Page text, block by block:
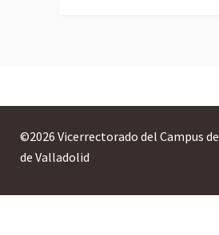
©2026 Vicerrectorado del Campus
de Valladolid